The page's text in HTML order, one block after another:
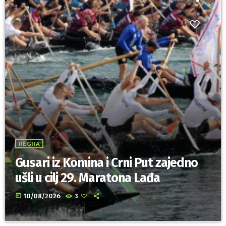
REGIJA
Gusari iz Komina i Crni Put zajedno
ušli u cilj 29. Maratona Lađa
today 10/08/2026 3